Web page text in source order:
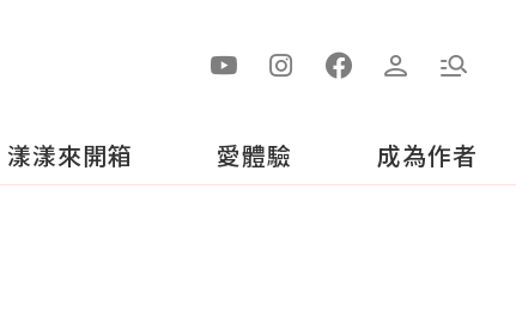
漾漾來開箱 愛體驗 成為作者